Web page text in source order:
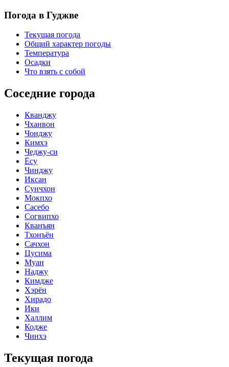
Погода в Гуджве
Текущая погода
Общий характер погоды
Температура
Осадки
Что взять с собой
Соседние города
Кванджу
Чханвон
Чонджу
Кимхэ
Чеджу-си
Ёсу
Чинджу
Иксан
Сунчхон
Мокпхо
Сасебо
Согвипхо
Кванъян
Тхонъён
Сачхон
Цусима
Муан
Наджу
Кимдже
Хэрён
Хирадо
Ики
Халлим
Кодже
Чинхэ
Текущая погода